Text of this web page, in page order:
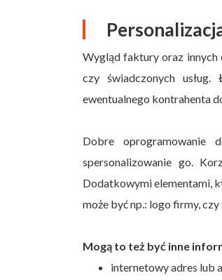
Wygląd faktury oraz innych
czy świadczonych
ewentualnego kontrahenta
Dobre oprogramowanie
spersonalizowanie go.
Dodatkowymi elementami,
może być np.: logo firmy,
Mogą to też być inne
internetowy adres lub